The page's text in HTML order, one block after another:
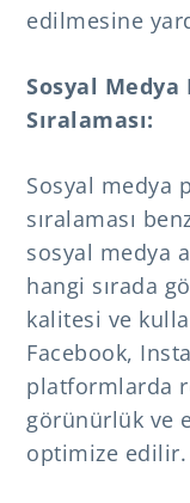
edilmesine
Sosyal Medya
Sıralaması:
Sosyal medya
sıralaması
sosyal medya
hangi sırada
kalitesi ve
Facebook,
platformlarda
görünürlük ve
optimize edilir.